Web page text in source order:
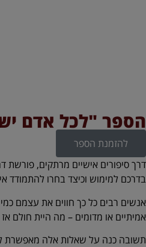
הספר "לכל אדם
להזמנת הספר
דרך סיפורים אישיים מרתקים, פורשת
בדרכם למימוש וכיצד בחרו להתמודד
אנשים רבים כל כך חווים את עצמם
אמיתיים או מדומים – מה היית חולם
תשובה כנה על שאלות אלה מאפשרת